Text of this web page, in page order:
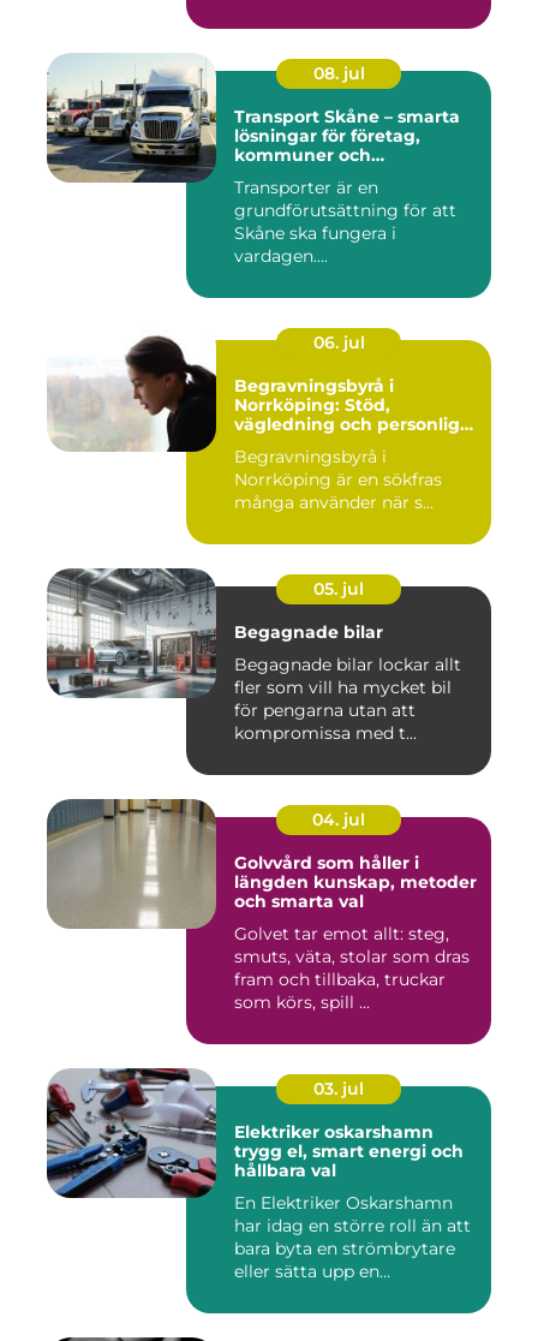
08. jul
Transport Skåne – smarta
lösningar för företag,
kommuner och
Transporter är en
grundförutsättning för att
Skåne ska fungera i
vardagen....
06. jul
Begravningsbyrå i
Norrköping: Stöd,
vägledning och personliga
Begravningsbyrå i
Norrköping är en sökfras
många använder när s...
05. jul
Begagnade bilar
Begagnade bilar lockar allt
fler som vill ha mycket bil
för pengarna utan att
kompromissa med t...
04. jul
Golvvård som håller i
längden kunskap, metoder
och smarta val
Golvet tar emot allt: steg,
smuts, väta, stolar som dras
fram och tillbaka, truckar
som körs, spill ...
03. jul
Elektriker oskarshamn
trygg el, smart energi och
hållbara val
En Elektriker Oskarshamn
har idag en större roll än att
bara byta en strömbrytare
eller sätta upp en...